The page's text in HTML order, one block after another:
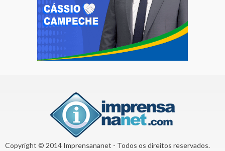
Copyright © 2014 Imprensananet - Todos os direitos reservados.